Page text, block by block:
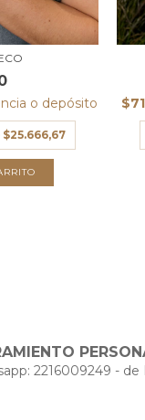
o depósito
$25.666,67
2216009249 -